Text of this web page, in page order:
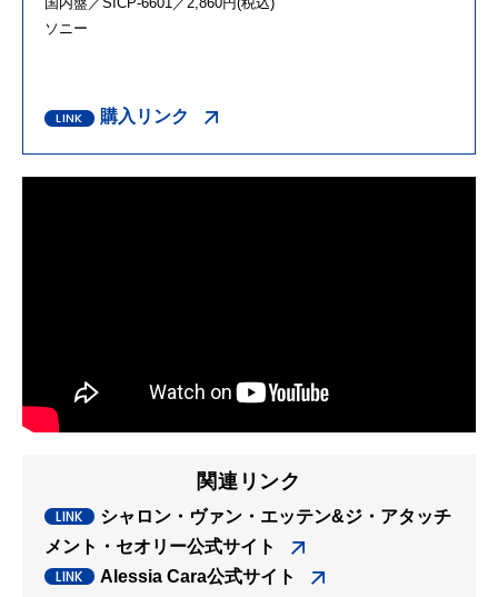
ソニー
購入リンク
関連リンク
シャロン・ヴァン・エッテン&ジ・アタッチ
メント・セオリー公式サイト
Alessia Cara公式サイト